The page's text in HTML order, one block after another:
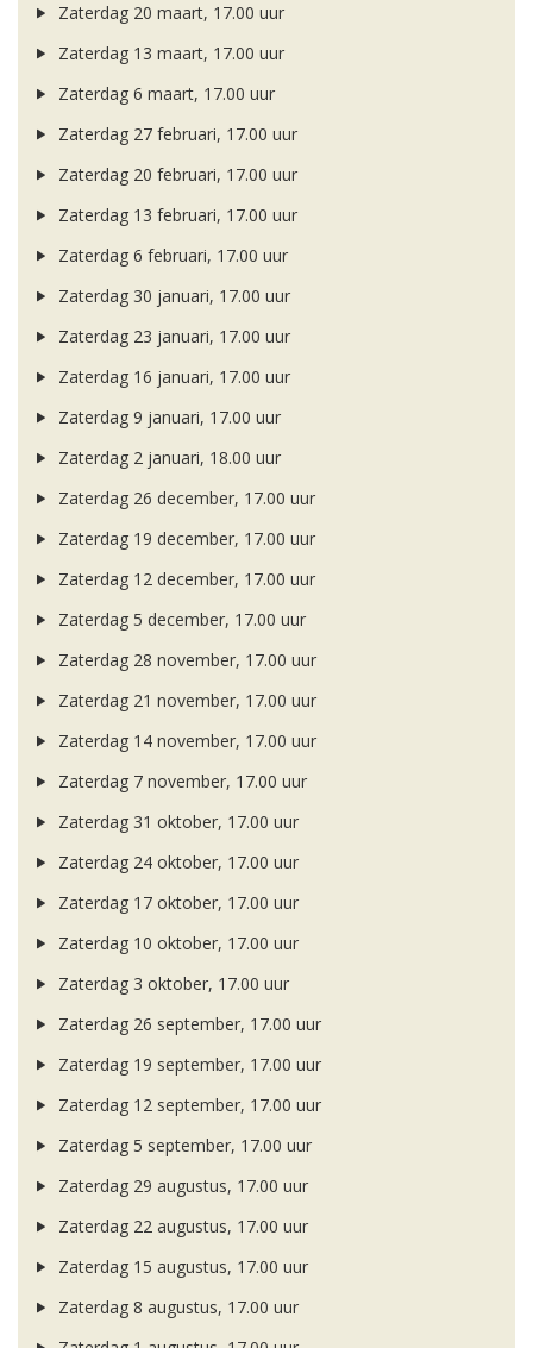
Zaterdag 20 maart, 17.00 uur
Zaterdag 13 maart, 17.00 uur
Zaterdag 6 maart, 17.00 uur
Zaterdag 27 februari, 17.00 uur
Zaterdag 20 februari, 17.00 uur
Zaterdag 13 februari, 17.00 uur
Zaterdag 6 februari, 17.00 uur
Zaterdag 30 januari, 17.00 uur
Zaterdag 23 januari, 17.00 uur
Zaterdag 16 januari, 17.00 uur
Zaterdag 9 januari, 17.00 uur
Zaterdag 2 januari, 18.00 uur
Zaterdag 26 december, 17.00 uur
Zaterdag 19 december, 17.00 uur
Zaterdag 12 december, 17.00 uur
Zaterdag 5 december, 17.00 uur
Zaterdag 28 november, 17.00 uur
Zaterdag 21 november, 17.00 uur
Zaterdag 14 november, 17.00 uur
Zaterdag 7 november, 17.00 uur
Zaterdag 31 oktober, 17.00 uur
Zaterdag 24 oktober, 17.00 uur
Zaterdag 17 oktober, 17.00 uur
Zaterdag 10 oktober, 17.00 uur
Zaterdag 3 oktober, 17.00 uur
Zaterdag 26 september, 17.00 uur
Zaterdag 19 september, 17.00 uur
Zaterdag 12 september, 17.00 uur
Zaterdag 5 september, 17.00 uur
Zaterdag 29 augustus, 17.00 uur
Zaterdag 22 augustus, 17.00 uur
Zaterdag 15 augustus, 17.00 uur
Zaterdag 8 augustus, 17.00 uur